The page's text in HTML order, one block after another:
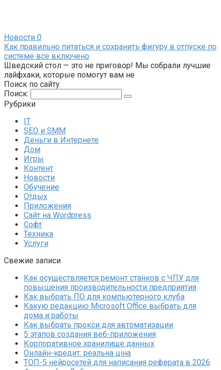
Новости 0
Как правильно питаться и сохранить фигуру в отпуске по
системе все включено
Шведский стол — это не приговор! Мы собрали лучшие
лайфхаки, которые помогут вам не
Поиск по сайту
Поиск:
Рубрики
IT
SEO и SMM
Деньги в Интернете
Дом
Игры
Контент
Новости
Обучение
Отдых
Приложения
Сайт на Wordpress
Софт
Техника
Услуги
Свежие записи
Как осуществляется ремонт станков с ЧПУ для
повышения производительности предприятия
Как выбрать ПО для компьютерного клуба
Какую редакцию Microsoft Office выбрать для
дома и работы
Как выбрать прокси для автоматизации
5 этапов создания веб-приложения
Корпоративное хранилище данных
Онлайн-кредит: реальна ціна
ТОП-5 нейросетей для написания реферата в 2026